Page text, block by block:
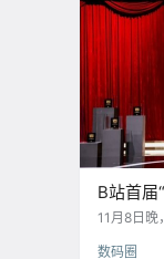
B站首届
品：华
11月8日晚
轻人喜爱
数码圈